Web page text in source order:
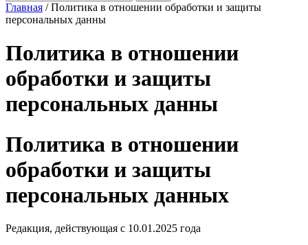
Главная /Политика в отношении обработки и защиты
персональных данны
Политика в отношении
обработки и защиты
персональных данны
Политика в отношении
обработки и защиты
персональных данных
Редакция, действующая с 10.01.2025 года